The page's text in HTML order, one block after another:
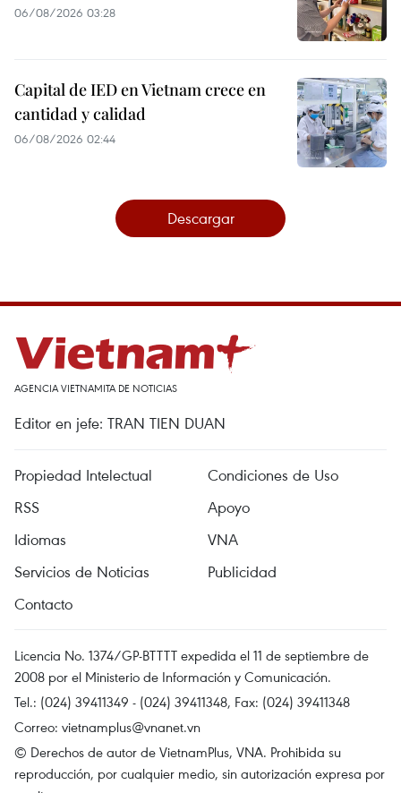
06/08/2026 03:28
Capital de IED en Vietnam crece en
cantidad y calidad
06/08/2026 02:44
Descargar
AGENCIA VIETNAMITA DE NOTICIAS
Editor en jefe: TRAN TIEN DUAN
Propiedad Intelectual
Condiciones de Uso
RSS
Apoyo
Idiomas
VNA
Servicios de Noticias
Publicidad
Contacto
Licencia No. 1374/GP-BTTTT expedida el 11 de septiembre de
2008 por el Ministerio de Información y Comunicación.
Tel.: (024) 39411349 - (024) 39411348, Fax: (024) 39411348
Correo: vietnamplus@vnanet.vn
© Derechos de autor de VietnamPlus, VNA. Prohibida su
reproducción, por cualquier medio, sin autorización expresa por